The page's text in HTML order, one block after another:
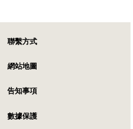
聯繫方式
網站地圖
告知事項
數據保護